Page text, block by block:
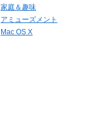
家庭＆趣味
アミューズメント
Mac OS X